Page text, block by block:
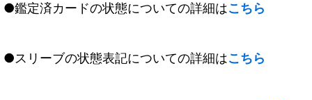
●鑑定済カードの状態についての詳細はこちら
●スリーブの状態表記についての詳細はこちら